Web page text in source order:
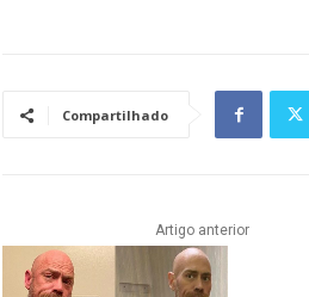
Compartilhado
Artigo anterior